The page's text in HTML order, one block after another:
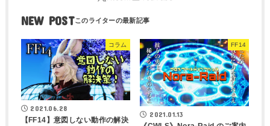
NEW POST
コラム
2021.06.28
【FF14】意図しない動作の解決
FF14
2021.01.13